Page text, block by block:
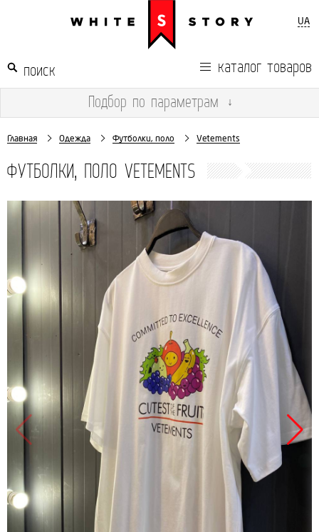
UA
каталог товаров
Подбор по параметрам ↓
Главная Одежда Футболки, поло Vetements
ФУТБОЛКИ, ПОЛО VETEMENTS
Продано